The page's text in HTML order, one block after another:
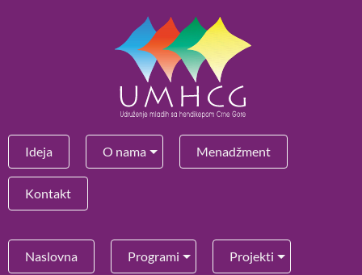
Ideja O nama Menadžment
Kontakt
Naslovna Programi Projekti